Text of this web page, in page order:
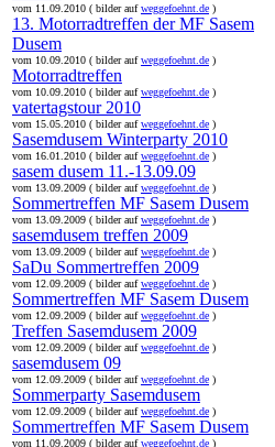
vom 11.09.2010 ( bilder aufweggefoehnt.de )
13. Motorradtreffen der MF Sasem
Dusem
vom 10.09.2010 ( bilder aufweggefoehnt.de )
Motorradtreffen
vom 10.09.2010 ( bilder aufweggefoehnt.de )
vatertagstour 2010
vom 15.05.2010 ( bilder aufweggefoehnt.de )
Sasemdusem Winterparty 2010
vom 16.01.2010 ( bilder aufweggefoehnt.de )
sasem dusem 11.-13.09.09
vom 13.09.2009 ( bilder aufweggefoehnt.de )
Sommertreffen MF Sasem Dusem
vom 13.09.2009 ( bilder aufweggefoehnt.de )
sasemdusem treffen 2009
vom 13.09.2009 ( bilder aufweggefoehnt.de )
SaDu Sommertreffen 2009
vom 12.09.2009 ( bilder aufweggefoehnt.de )
Sommertreffen MF Sasem Dusem
vom 12.09.2009 ( bilder aufweggefoehnt.de )
Treffen Sasemdusem 2009
vom 12.09.2009 ( bilder aufweggefoehnt.de )
sasemdusem 09
vom 12.09.2009 ( bilder aufweggefoehnt.de )
Sommerparty Sasemdusem
vom 12.09.2009 ( bilder aufweggefoehnt.de )
Sommertreffen MF Sasem Dusem
vom 11.09.2009 ( bilder aufweggefoehnt.de )